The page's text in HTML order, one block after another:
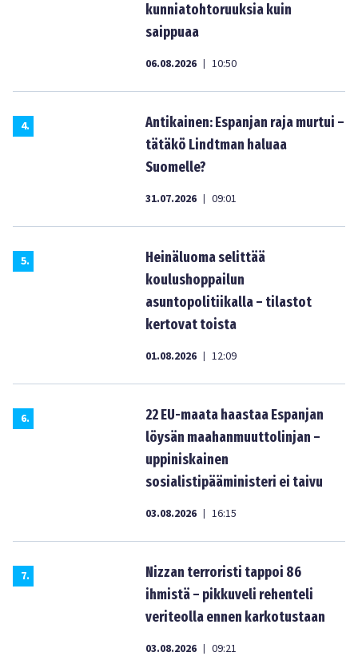
kunniatohtoruuksia kuin
saippuaa
06.08.2026 | 10:50
4.
Antikainen: Espanjan raja murtui –
tätäkö Lindtman haluaa
Suomelle?
31.07.2026 | 09:01
5.
Heinäluoma selittää
koulushoppailun
asuntopolitiikalla – tilastot
kertovat toista
01.08.2026 | 12:09
6.
22 EU-maata haastaa Espanjan
löysän maahanmuuttolinjan –
uppiniskainen
sosialistipääministeri ei taivu
03.08.2026 | 16:15
7.
Nizzan terroristi tappoi 86
ihmistä – pikkuveli rehenteli
veriteolla ennen karkotustaan
03.08.2026 | 09:21